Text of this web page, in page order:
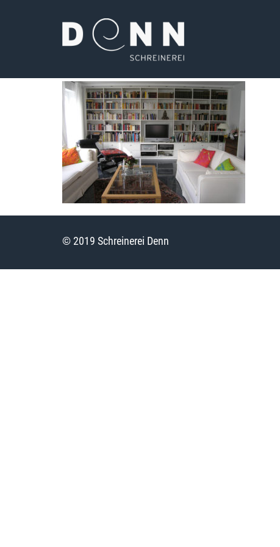
© 2019 Schreinerei Denn